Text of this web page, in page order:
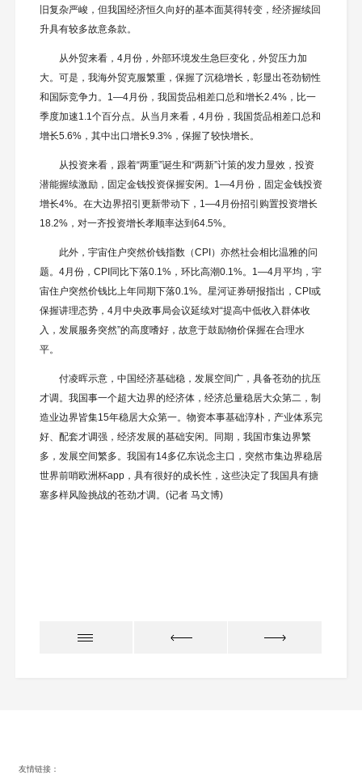
旧复杂严峻，但我国经济恒久向好的基本面莫得转变，经济握续回
升具有较多故意条款。
从外贸来看，4月份，外部环境发生急巨变化，外贸压力加
大。可是，我海外贸克服繁重，保握了沉稳增长，彰显出苍劲韧性
和国际竞争力。1—4月份，我国货品相差口总和增长2.4%，比一
季度加速1.1个百分点。从当月来看，4月份，我国货品相差口总和
增长5.6%，其中出口增长9.3%，保握了较快增长。
从投资来看，跟着“两重”诞生和“两新”计策的发力显效，投资
潜能握续激励，固定金钱投资保握安闲。1—4月份，固定金钱投资
增长4%。在大边界招引更新带动下，1—4月份招引购置投资增长
18.2%，对一齐投资增长孝顺率达到64.5%。
此外，宇宙住户突然价钱指数（CPI）亦然社会相比温雅的问
题。4月份，CPI同比下落0.1%，环比高潮0.1%。1—4月平均，宇
宙住户突然价钱比上年同期下落0.1%。星河证券研报指出，CPI或
保握讲理态势，4月中央政事局会议延续对“提高中低收入群体收
入，发展服务突然”的高度嗜好，故意于鼓励物价保握在合理水
平。
付凌晖示意，中国经济基础稳，发展空间广，具备苍劲的抗压
才调。我国事一个超大边界的经济体，经济总量稳居大众第二，制
造业边界皆集15年稳居大众第一。物资本事基础淳朴，产业体系完
好、配套才调强，经济发展的基础安闲。同期，我国市集边界繁
多，发展空间繁多。我国有14多亿东说念主口，突然市集边界稳居
世界前哨欧洲杯app，具有很好的成长性，这些决定了我国具有搪
塞多样风险挑战的苍劲才调。(记者 马文博)
友情链接：